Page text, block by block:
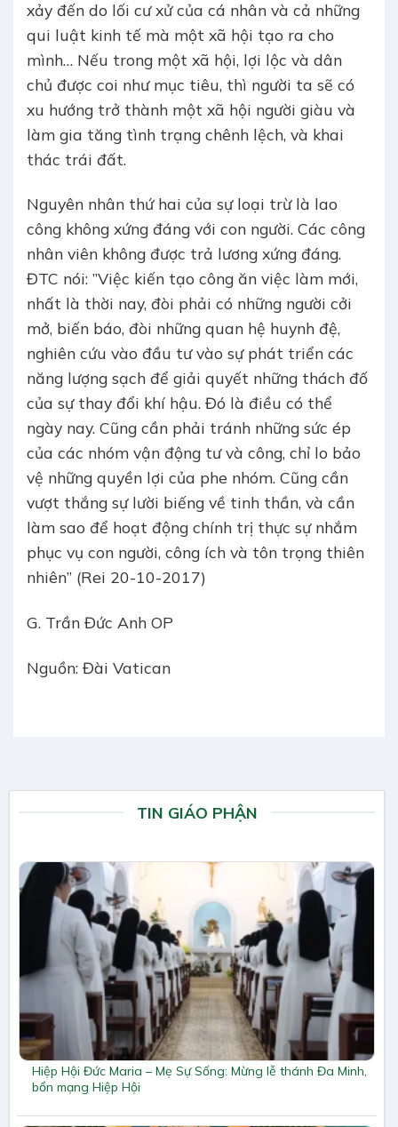
xảy đến do lối cư xử của cá nhân và cả những
qui luật kinh tế mà một xã hội tạo ra cho
mình… Nếu trong một xã hội, lợi lộc và dân
chủ được coi như mục tiêu, thì người ta sẽ có
xu hướng trở thành một xã hội người giàu và
làm gia tăng tình trạng chênh lệch, và khai
thác trái đất.
Nguyên nhân thứ hai của sự loại trừ là lao
công không xứng đáng với con người. Các công
nhân viên không được trả lương xứng đáng.
ĐTC nói: ”Việc kiến tạo công ăn việc làm mới,
nhất là thời nay, đòi phải có những người cởi
mở, biến báo, đòi những quan hệ huynh đệ,
nghiên cứu vào đầu tư vào sự phát triển các
năng lượng sạch để giải quyết những thách đố
của sự thay đổi khí hậu. Đó là điều có thể
ngày nay. Cũng cần phải tránh những sức ép
của các nhóm vận động tư và công, chỉ lo bảo
vệ những quyền lợi của phe nhóm. Cũng cần
vượt thắng sự lười biếng về tinh thần, và cần
làm sao để hoạt động chính trị thực sự nhắm
phục vụ con người, công ích và tôn trọng thiên
nhiên” (Rei 20-10-2017)
G. Trần Đức Anh OP
Nguồn: Đài Vatican
TIN GIÁO PHẬN
Hiệp Hội Đức Maria – Mẹ Sự Sống: Mừng lễ thánh Đa Minh,
bổn mạng Hiệp Hội